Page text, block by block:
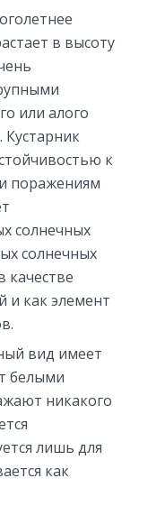
в высоту
или алого
Кустарник
к
поражениям
солнечных
солнечных
качестве
и как элемент
вид имеет
белыми
никакого
лишь для
как